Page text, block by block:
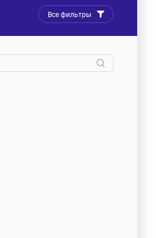
Все фильтры